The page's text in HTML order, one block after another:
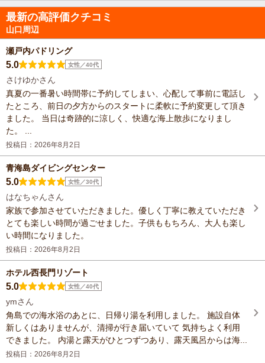
最新の高評価クチコミ
山口周辺
瀬戸内パドリング
5.0 女性／40代
さけゆかさん
真夏の一番暑い時間帯に予約してしまい、心配して事前に電話し
たところ、前日の夕方からのスタートに柔軟に予約変更して頂き
ました。 当日は奇跡的に涼しく、快適な海上散歩になりまし
た。 ...
投稿日：2026年8月2日
青海島ダイビングセンター
5.0 女性／30代
はなちゃんさん
家族で参加させていただきました。優しく丁寧に教えていただき
とても楽しい時間が過ごせました。子供ももちろん、大人も楽し
い時間になりました。
投稿日：2026年8月2日
ホテル西長門リゾート
5.0 女性／40代
ymさん
角島での海水浴のあとに、日帰り湯を利用しました。 施設自体
新しくはありませんが、清掃が行き届いていて 気持ちよく利用
できました。 内湯と露天がひとつずつあり、露天風呂からは海...
投稿日：2026年8月2日